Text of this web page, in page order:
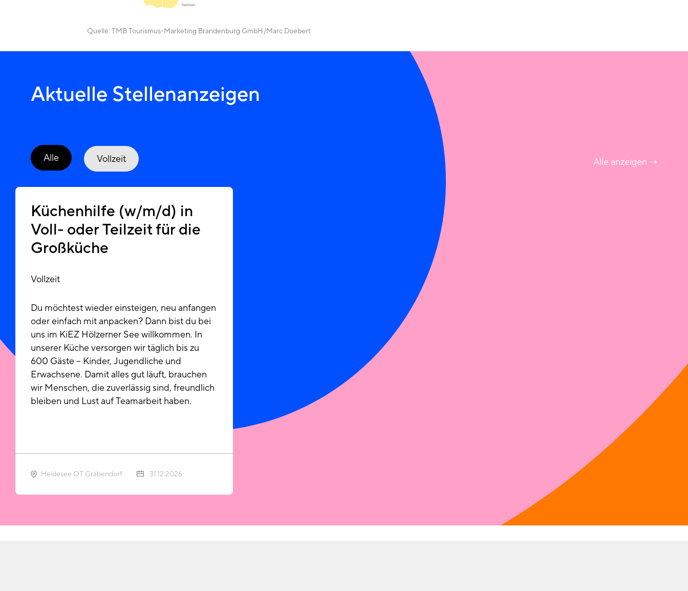
Quelle: TMB Tourismus-Marketing Brandenburg GmbH Marc Doebert
Aktuelle Stellenanzeigen
Alle Vollzeit Alle anzeigen
Küchenhilfe (w/m/d) in
Voll- oder Teilzeit für die
Großküche
Vollzeit
Du möchtest wieder einsteigen, neu anfangen
oder einfach mit anpacken? Dann bist du bei
uns im KiEZ Hölzerner See willkommen. In
unserer Küche versorgen wir täglich bis zu
600 Gäste – Kinder, Jugendliche und
Erwachsene. Damit alles gut läuft, brauchen
wir Menschen, die zuverlässig sind, freundlich
bleiben und Lust auf Teamarbeit haben.
Heidesee OT Gräbendorf 31.12.2026